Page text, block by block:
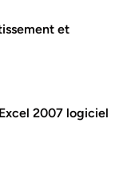
et
2007 logiciel